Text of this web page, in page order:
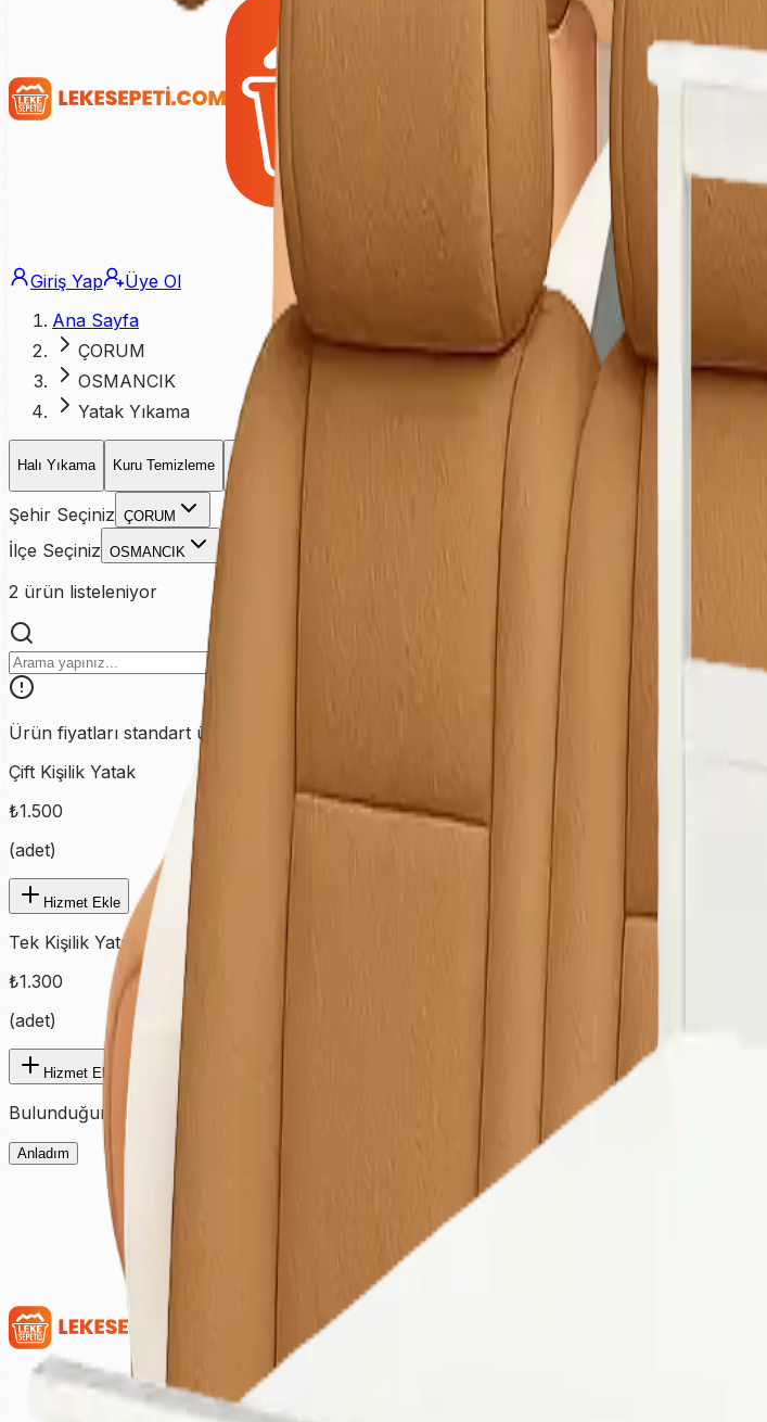
Giriş Yap
Üye Ol
Ana Sayfa
ÇORUM
OSMANCIK
Yatak Yıkama
Halı Yıkama Kuru Temizleme Perde Yıkama Çamaşırhane
Şehir Seçiniz ÇORUM
İlçe Seçiniz OSMANCIK
2 ürün listeleniyor
Ürün fiyatları standart ürünler için geçerlidir. Özel ve farklı ürünlerin görsellerini WhatsApp
Çift Kişilik Yatak
₺1.500
(adet)
Hizmet Ekle
Tek Kişilik Yatak
₺1.300
(adet)
Hizmet Ekle
Bulunduğunuz şehre ait fiyatları görmek için ilk olarak şehir seçimi yapmalısınız. Aksi
Anladım